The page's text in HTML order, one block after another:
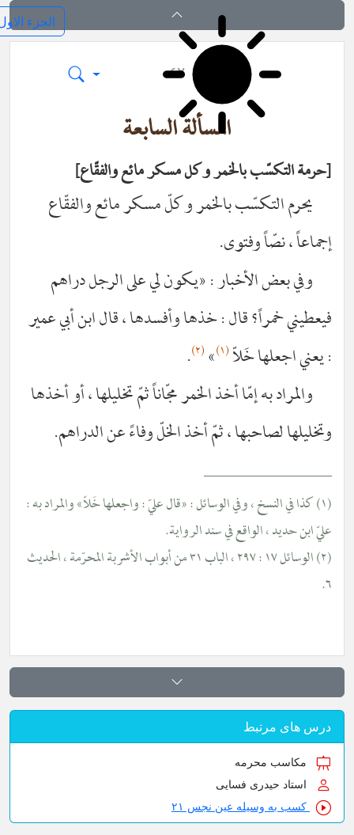
کتاب المکاسب٤٢
المسألة السابعة
حرمة التكسّب بالخمر وكل مسكر مائع والفقّاع
يحرم التكسّب بالخمر وكلّ مسكر مائع والفقّاع‌
إجماعاً ، نصّاً وفتوى.
وفي بعض الأخبار : «يكون لي على الرجل دراهم
فيعطيني خمراً؟ قال : خذها وأفسدها ، قال ابن أبي عمير
: يعني اجعلها خَلاّ(١) »(٢) .
والمراد به إمّا أخذ الخمر مجّاناً ثمّ تخليلها ، أو أخذها
وتخليلها لصاحبها ، ثمّ أخذ الخلّ وفاءً عن الدراهم.
__________________
(١) كذا في النسخ ، وفي الوسائل : «قال عليّ : واجعلها خَلاّ» والمراد به :
عليّ ابن حديد ، الواقع في سند الرواية.
(٢) الوسائل ١٧ : ٢٩٧ ، الباب ٣١ من أبواب الأشربة المحرّمة ، الحديث
٦.
درس های مرتبط
مکاسب محرمه
استاد حیدری فسایی
کسب به وسیله عین نجس ۲۱